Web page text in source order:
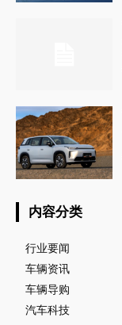
内容分类
行业要闻
车辆资讯
车辆导购
汽车科技